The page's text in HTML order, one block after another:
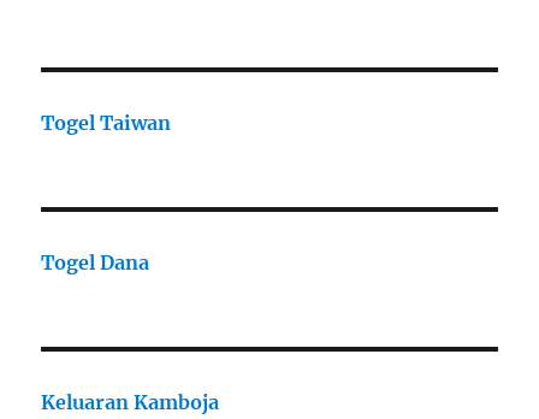
Togel Taiwan
Togel Dana
Keluaran Kamboja